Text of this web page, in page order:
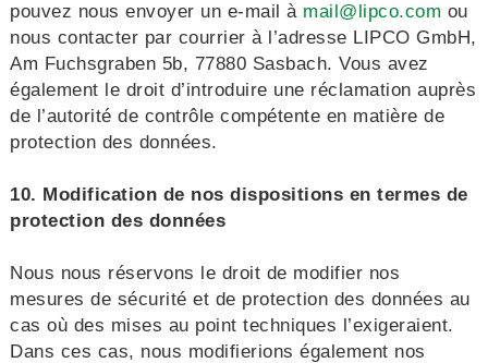
pouvez nous envoyer un e-mail à mail@lipco.com ou
nous contacter par courrier à l’adresse LIPCO GmbH,
Am Fuchsgraben 5b, 77880 Sasbach. Vous avez
également le droit d’introduire une réclamation auprès
de l’autorité de contrôle compétente en matière de
protection des données.
10. Modification de nos dispositions en termes de
protection des données
Nous nous réservons le droit de modifier nos
mesures de sécurité et de protection des données au
cas où des mises au point techniques l’exigeraient.
Dans ces cas, nous modifierions également nos